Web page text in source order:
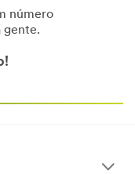
número
gente.